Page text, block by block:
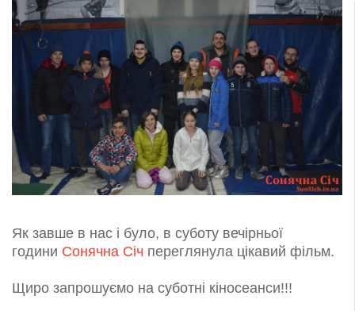
Як завше в нас і було, в суботу вечірньої
години Сонячна Січ переглянула цікавий фільм.
Щиро запрошуємо на суботні кіносеанси!!!